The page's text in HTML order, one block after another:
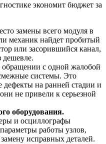
экономит бюджет за
замены всего модуля в
механик найдет пробитый
или засорившийся канал,
дешевле.
с одной жалобой
системы. Это
дефекты на ранней стадии и
не привели к серьезной
оборудования.
и осциллографы
работы узлов,
исправных деталей.